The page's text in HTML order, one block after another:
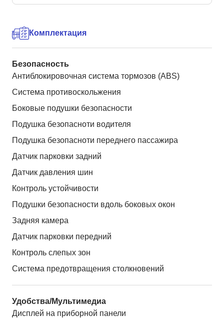
Комплектация
Безопасность
Антиблокировочная система тормозов (ABS)
Система противоскольжения
Боковые подушки безопасности
Подушка безопасноти водителя
Подушка безопасноти переднего пассажира
Датчик парковки задний
Датчик давления шин
Контроль устойчивости
Подушки безопасности вдоль боковых окон
Задняя камера
Датчик парковки передний
Контроль слепых зон
Система предотвращения столкновений
Удобства/Мультимедиа
Дисплей на приборной панели